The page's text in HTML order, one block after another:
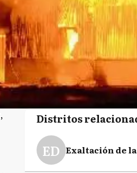
,
Distritos
ED Exaltación de